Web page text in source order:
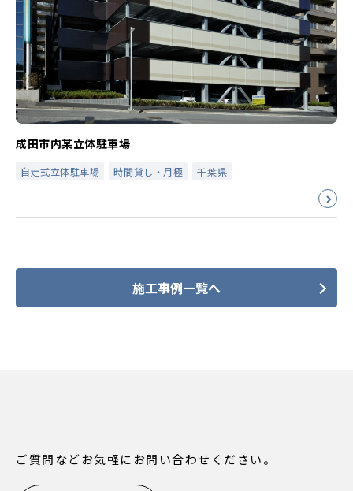
成田市内某立体駐車場
自走式立体駐車場 時間貸し・月極 千葉県
施工事例一覧へ
ご質問などお気軽にお問い合わせください。